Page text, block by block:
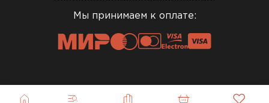
Мы принимаем к оплате: